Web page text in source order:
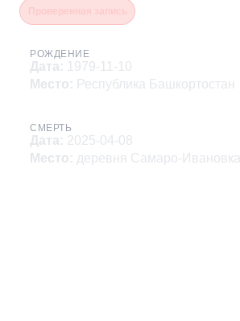
РОЖДЕНИЕ
Дата: 1979-11-10
Место: Республика Башкортостан
СМЕРТЬ
Дата: 2025-04-08
Место: деревня Самаро-Ивановка